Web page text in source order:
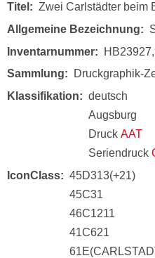
Titel
Zwei Carlstädter beim
Allgemeine Bezeichnung
Inventarnummer
Sammlung
Druckgraphik-
Klassifikation
deutsch
Augsburg
Druck AAT
Seriendruck
IconClass
45D313(+21)
45C31
46C1211
41C621